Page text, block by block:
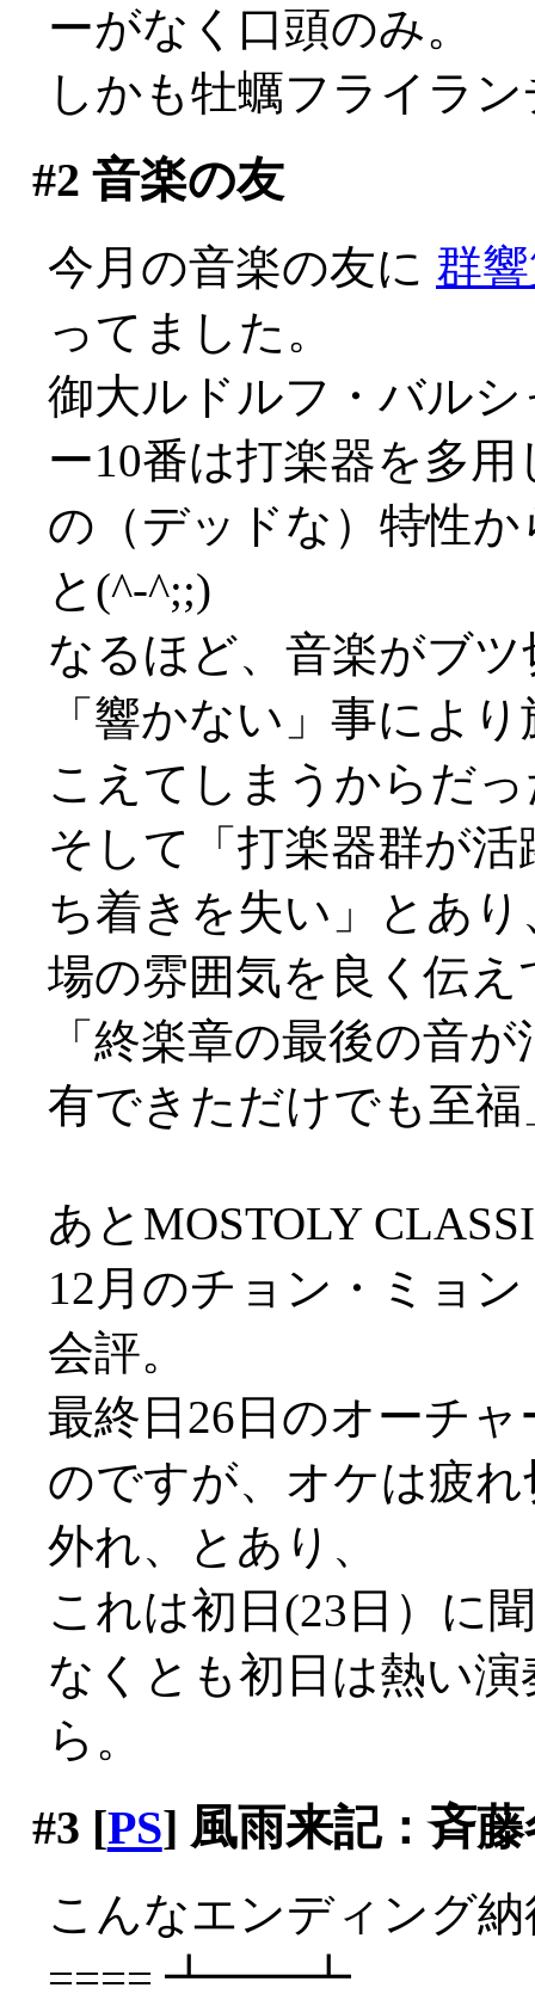
ーがなく口頭のみ。
しかも牡蠣フライラ
#2 音楽の友
今月の音楽の友に 群
ってました。
御大ルドルフ・バル
ー10番は打楽器を多
の（デッドな）特性
と(^-^;;)
なるほど、音楽がブ
「響かない」事によ
こえてしまうからだ
そして「打楽器群が
ち着きを失い」とあ
場の雰囲気を良く伝
「終楽章の最後の音
有できただけでも至
あとMOSTOLY
12月のチョン・ミョ
会評。
最終日26日のオーチ
のですが、オケは疲
外れ、とあり、
これは初日(23日）に
なくとも初日は熱い
ら。
#3 [PS] 風雨来記：斉
こんなエンディング
==== ┻━━┻